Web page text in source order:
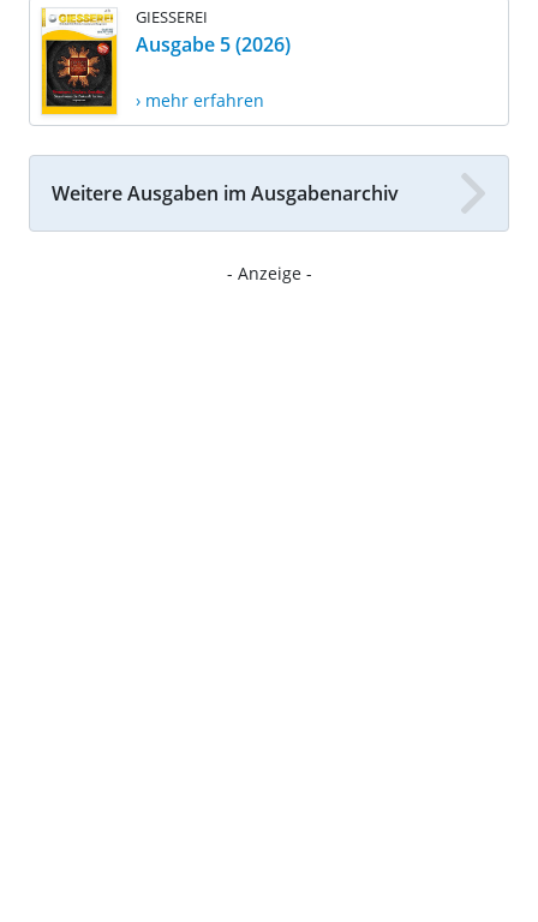
GIESSEREI
Ausgabe 5 (2026)
› mehr erfahren
Weitere Ausgaben im Ausgabenarchiv
- Anzeige -